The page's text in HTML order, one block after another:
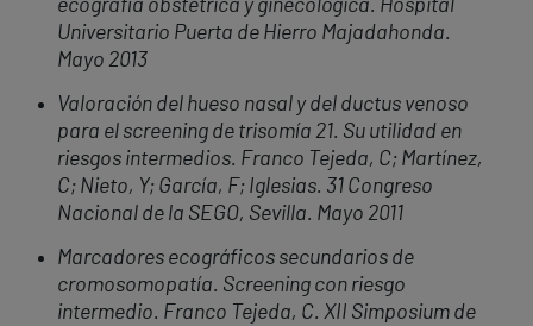
ecografía obstétrica y ginecológica. Hospital
Universitario Puerta de Hierro Majadahonda.
Mayo 2013
Valoración del hueso nasal y del ductus venoso
para el screening de trisomía 21. Su utilidad en
riesgos intermedios. Franco Tejeda, C; Martínez,
C; Nieto, Y; García, F; Iglesias. 31 Congreso
Nacional de la SEGO, Sevilla. Mayo 2011
Marcadores ecográficos secundarios de
cromosomopatía. Screening con riesgo
intermedio. Franco Tejeda, C. XII Simposium de